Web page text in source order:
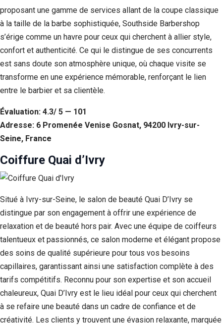
proposant une gamme de services allant de la coupe classique
à la taille de la barbe sophistiquée, Southside Barbershop
s’érige comme un havre pour ceux qui cherchent à allier style,
confort et authenticité. Ce qui le distingue de ses concurrents
est sans doute son atmosphère unique, où chaque visite se
transforme en une expérience mémorable, renforçant le lien
entre le barbier et sa clientèle.
Évaluation: 4.3/ 5 — 101
Adresse: 6 Promenée Venise Gosnat, 94200 Ivry-sur-
Seine, France
Coiffure Quai d’Ivry
Situé à Ivry-sur-Seine, le salon de beauté Quai D’Ivry se
distingue par son engagement à offrir une expérience de
relaxation et de beauté hors pair. Avec une équipe de coiffeurs
talentueux et passionnés, ce salon moderne et élégant propose
des soins de qualité supérieure pour tous vos besoins
capillaires, garantissant ainsi une satisfaction complète à des
tarifs compétitifs. Reconnu pour son expertise et son accueil
chaleureux, Quai D’Ivry est le lieu idéal pour ceux qui cherchent
à se refaire une beauté dans un cadre de confiance et de
créativité. Les clients y trouvent une évasion relaxante, marquée